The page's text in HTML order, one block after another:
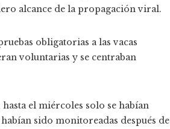
alcance de la propagación viral.
obligatorias a las vacas
voluntarias y se centraban
el miércoles solo se habían
sido monitoreadas después de